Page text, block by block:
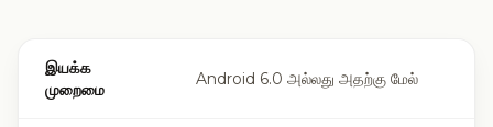
இயக்க
முறைமை
Android 6.0 அல்லது அதற்கு மேல்